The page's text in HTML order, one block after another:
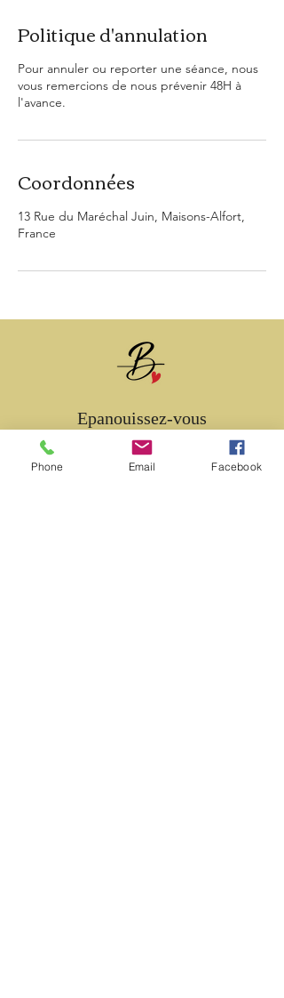
Politique d'annulation
Pour annuler ou reporter une séance, nous
vous remercions de nous prévenir 48H à
l'avance.
Coordonnées
13 Rue du Maréchal Juin, Maisons-Alfort,
France
Epanouissez-vous
Obtenez mes conseils
Phone Email Facebook